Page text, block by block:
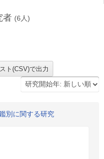
者 (6 人)
別に関する研究